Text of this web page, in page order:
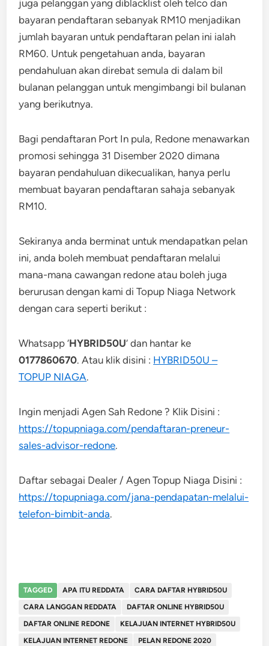
juga pelanggan yang diblacklist oleh telco dan
bayaran pendaftaran sebanyak RM10 menjadikan
jumlah bayaran untuk pendaftaran pelan ini ialah
RM60. Untuk pengetahuan anda, bayaran
pendahuluan akan direbat semula di dalam bil
bulanan pelanggan untuk mengimbangi bil bulanan
yang berikutnya.
Bagi pendaftaran Port In pula, Redone menawarkan
promosi sehingga 31 Disember 2020 dimana
bayaran pendahuluan dikecualikan, hanya perlu
membuat bayaran pendaftaran sahaja sebanyak
RM10.
Sekiranya anda berminat untuk mendapatkan pelan
ini, anda boleh membuat pendaftaran melalui
mana-mana cawangan redone atau boleh juga
berurusan dengan kami di Topup Niaga Network
dengan cara seperti berikut :
Whatsapp ‘HYBRID50U‘ dan hantar ke
0177860670. Atau klik disini : HYBRID50U –
TOPUP NIAGA.
Ingin menjadi Agen Sah Redone ? Klik Disini :
https://topupniaga.com/pendaftaran-preneur-
sales-advisor-redone.
Daftar sebagai Dealer / Agen Topup Niaga Disini :
https://topupniaga.com/jana-pendapatan-melalui-
telefon-bimbit-anda.
TAGGED APA ITU REDDATA
CARA DAFTAR HYBRID50U
CARA LANGGAN REDDATA
DAFTAR ONLINE HYBRID50U
DAFTAR ONLINE REDONE
KELAJUAN INTERNET HYBRID50U
KELAJUAN INTERNET REDONE
PELAN REDONE 2020